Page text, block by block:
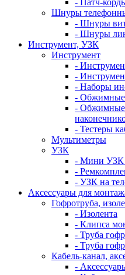
- Патч-
Шнуры
- Шнуры
- Шнуры
Инструмент, УЗК
Инструмент
-
-
- Наборы
- Обжимные
- Обжимные
- Тестеры
Мультиметры
УЗК
- Мини УЗК
-
- УЗК на
Аксессуары для
Гофротруба,
- Изолента
- Клипса
- Труба
- Труба
Кабель-канал,
-